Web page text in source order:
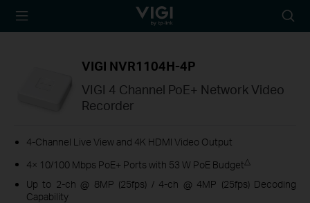
TP-Link, Reliably
icon
VIGI NVR1104H-4P
VIGI 4 Channel PoE+ Network Video
Recorder
4-Channel Live View and 4K HDMI Video Output
4× 10/100 Mbps PoE+ Ports with 53 W PoE Budget △
Up to 2-ch @ 8MP (25fps) / 4-ch @ 4MP (25fps) Decoding
Capability